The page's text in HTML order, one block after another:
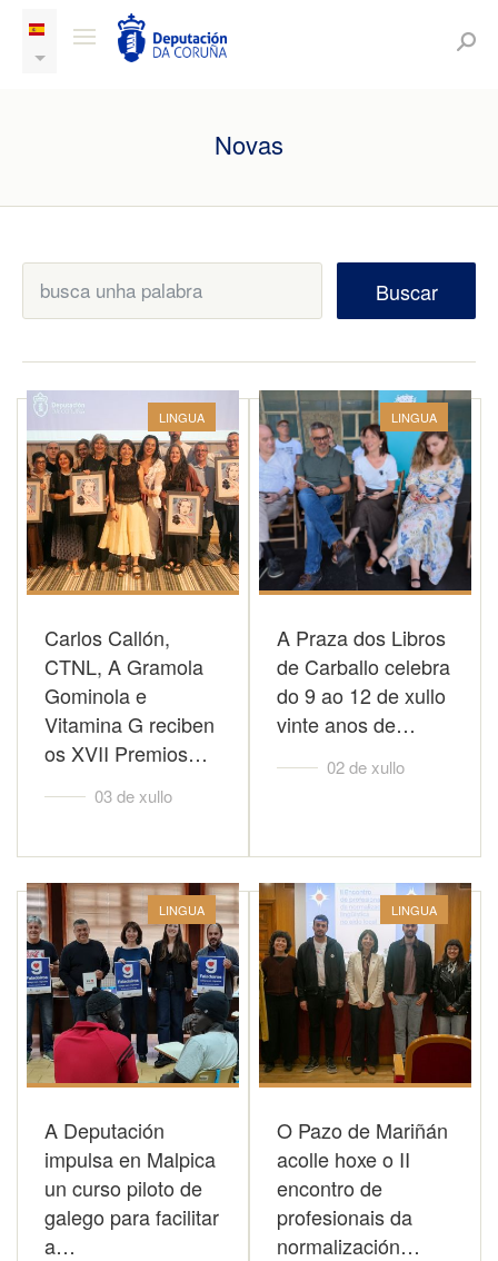
Novas
Buscar
LINGUA
Carlos Callón,
CTNL, A Gramola
Gominola e
Vitamina G reciben
os XVII Premios…
03 de xullo
LINGUA
A Praza dos Libros
de Carballo celebra
do 9 ao 12 de xullo
vinte anos de…
02 de xullo
LINGUA
A Deputación
impulsa en Malpica
un curso piloto de
galego para facilitar
a…
LINGUA
O Pazo de Mariñán
acolle hoxe o II
encontro de
profesionais da
normalización…